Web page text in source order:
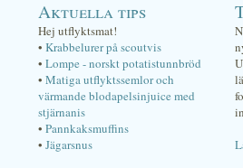
Aktuella tips
Hej utflyktsmat!
• Krabbelurer på scoutvis
• Lompe - norskt potatistunnbröd
• Matiga utflyktssemlor och
värmande blodapelsinjuice med
stjärnanis
• Pannkaksmuffins
• Jägarsnus